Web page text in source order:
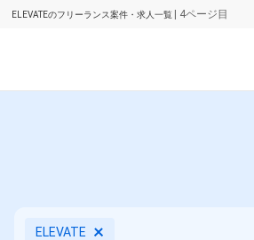
ELEVATEのフリーランス案件・求人一覧 | 4ページ目
ELEVATE